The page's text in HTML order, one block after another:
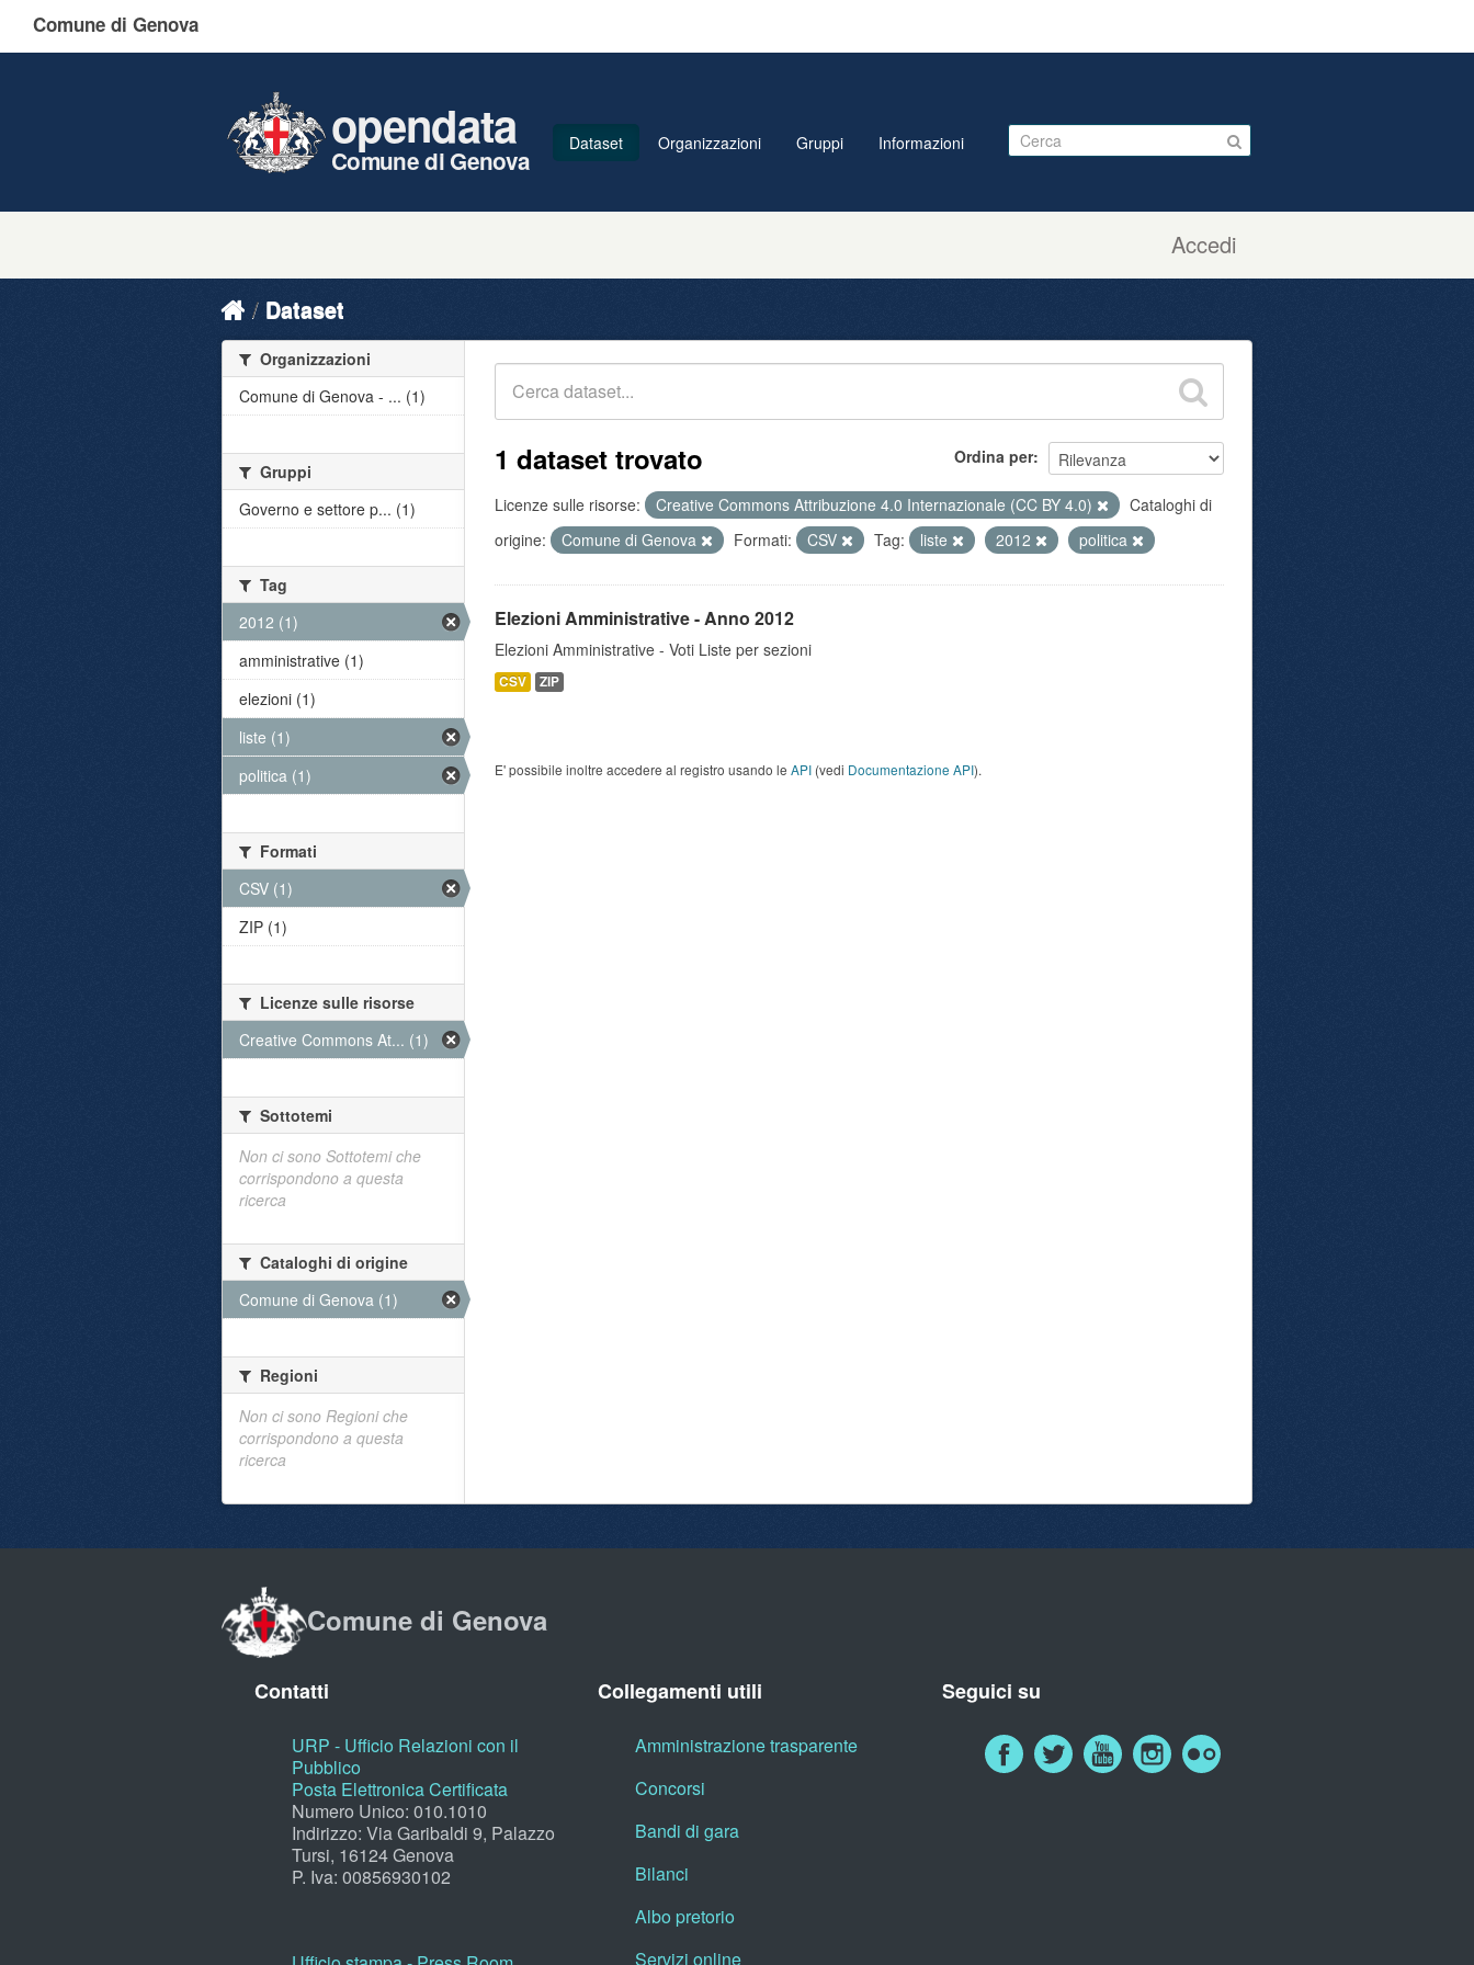
Comune di Genova
Accedi
opendata
Comune di Genova
Dataset Organizzazioni Gruppi Informazioni
Dataset
Ordina per
1 dataset trovato
Licenze sulle risorse: Creative Commons Attribuzione 4.0 Internazionale (CC BY 4.0)
Cataloghi di
origine:
Comune di Genova Formati: CSV Tag: liste 2012 politica
Elezioni Amministrative - Anno 2012
Elezioni Amministrative - Voti Liste per sezioni
CSV ZIP
E' possibile inoltre accedere al registro usando le API (vedi Documentazione API).
Organizzazioni
Comune di Genova - ... (1)
Gruppi
Governo e settore p... (1)
Tag
2012 (1)
amministrative (1)
elezioni (1)
liste (1)
politica (1)
Formati
CSV (1)
ZIP (1)
Licenze sulle risorse
Creative Commons At... (1)
Sottotemi
Non ci sono Sottotemi che
corrispondono a questa
ricerca
Cataloghi di origine
Comune di Genova (1)
Regioni
Non ci sono Regioni che
corrispondono a questa
ricerca
Comune di Genova
Contatti
URP - Ufficio Relazioni con il
Pubblico
Posta Elettronica Certificata
Numero Unico: 010.1010
Indirizzo: Via Garibaldi 9, Palazzo
Tursi, 16124 Genova
P. Iva: 00856930102
Collegamenti utili
Amministrazione trasparente
Concorsi
Bandi di gara
Bilanci
Albo pretorio
Servizi online
Seguici su